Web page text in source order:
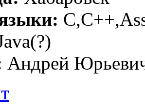
Андрей